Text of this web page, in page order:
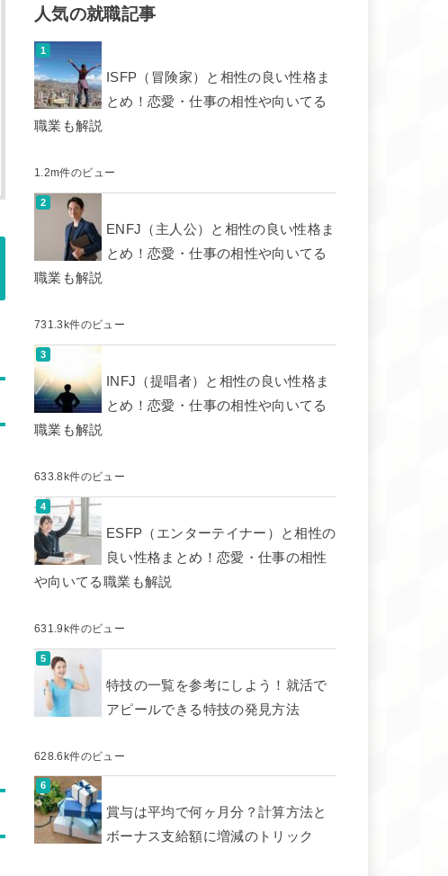
人気の就職記事
ISFP（冒険家）と相性の良い性格ま
とめ！恋愛・仕事の相性や向いてる
職業も解説
1.2m件のビュー
ENFJ（主人公）と相性の良い性格ま
とめ！恋愛・仕事の相性や向いてる
職業も解説
731.3k件のビュー
INFJ（提唱者）と相性の良い性格ま
とめ！恋愛・仕事の相性や向いてる
職業も解説
633.8k件のビュー
ESFP（エンターテイナー）と相性の
良い性格まとめ！恋愛・仕事の相性
や向いてる職業も解説
631.9k件のビュー
特技の一覧を参考にしよう！就活で
アピールできる特技の発見方法
628.6k件のビュー
賞与は平均で何ヶ月分？計算方法と
ボーナス支給額に増減のトリック